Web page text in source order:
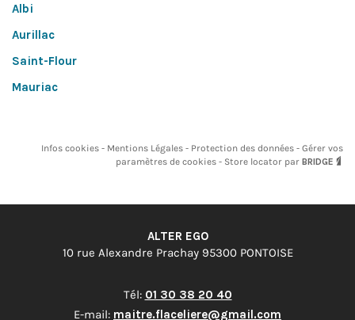
Albi
Aurillac
Saint-Flour
Mauriac
Infos cookies Mentions Légales Protection des données
Gérer vos
paramètres de cookies
Store locator par BRIDGE
ALTER EGO
10 rue Alexandre Prachay 95300 PONTOISE
Tél: 01 30 38 20 40
E-mail: maitre.flaceliere@gmail.com